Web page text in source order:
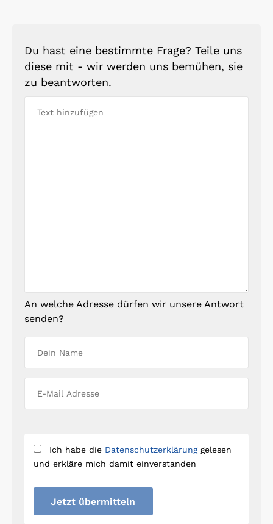
Du hast eine bestimmte Frage? Teile uns
diese mit - wir werden uns bemühen, sie
zu beantworten.
An welche Adresse dürfen wir unsere Antwort
senden?
Ich habe die Datenschutzerklärunggelesen
und erkläre mich damit einverstanden
Jetzt übermitteln